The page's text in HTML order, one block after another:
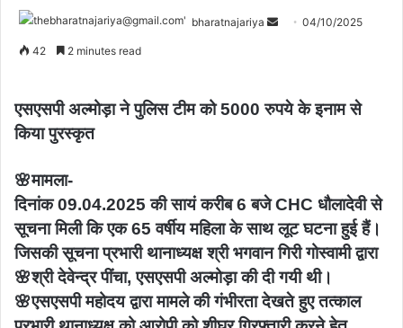
bharatnajariya 04/10/2025
42 2 minutes read
एसएसपी अल्मोड़ा ने पुलिस टीम को 5000 रुपये के इनाम से
किया पुरस्कृत
🌸मामला-
दिनांक 09.04.2025 की सायं करीब 6 बजे CHC धौलादेवी से
सूचना मिली कि एक 65 वर्षीय महिला के साथ लूट घटना हुई हैं।
जिसकी सूचना प्रभारी थानाध्यक्ष श्री भगवान गिरी गोस्वामी द्वारा
🌸श्री देवेन्द्र पींचा, एसएसपी अल्मोड़ा की दी गयी थी।
🌸एसएसपी महोदय द्वारा मामले की गंभीरता देखते हुए तत्काल